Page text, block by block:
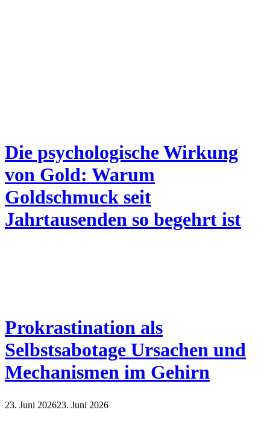
Die psychologische Wirkung
von Gold: Warum
Goldschmuck seit
Jahrtausenden so begehrt ist
Prokrastination als
Selbstsabotage Ursachen und
Mechanismen im Gehirn
23. Juni 202623. Juni 2026